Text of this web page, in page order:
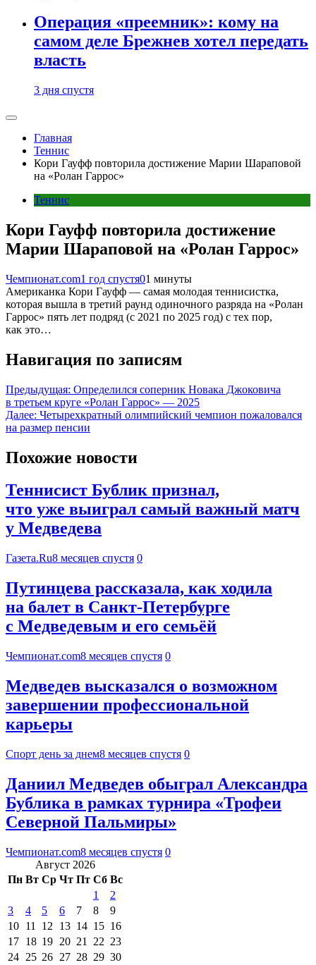
Операция «преемник»: кому на
самом деле Брежнев хотел передать
власть
3 дня спустя
Главная
Теннис
Кори Гауфф повторила достижение Марии Шараповой
на «Ролан Гаррос»
Теннис
Кори Гауфф повторила достижение
Марии Шараповой на «Ролан Гаррос»
Чемпионат.com1 год спустя01 минуты
Американка Кори Гауфф — самая молодая теннисистка,
которая вышла в третий раунд одиночного разряда на «Ролан
Гаррос» пять лет подряд (с 2021 по 2025 год) с тех пор,
как это…
Навигация по записям
Предыдущая: Определился соперник Новака Джоковича
в третьем круге «Ролан Гаррос» — 2025
Далее: Четырехкратный олимпийский чемпион пожаловался
на размер пенсии
Похожие новости
Теннисист Бублик признал,
что уже выиграл самый важный матч
у Медведева
Газета.Ru8 месяцев спустя 0
Путинцева рассказала, как ходила
на балет в Санкт-Петербурге
с Медведевым и его семьёй
Чемпионат.com8 месяцев спустя 0
Медведев высказался о возможном
завершении профессиональной
карьеры
Спорт день за днем8 месяцев спустя 0
Даниил Медведев обыграл Александра
Бублика в рамках турнира «Трофеи
Северной Пальмиры»
Чемпионат.com8 месяцев спустя 0
Август 2026
Пн Вт Ср Чт Пт Сб Вс
1
2
3
4 5 6 7 8
9
10 11 12 13 14 15 16
17 18 19 20 21 22 23
24 25 26 27 28 29 30